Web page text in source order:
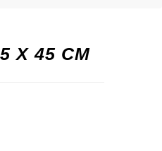
X 45 CM